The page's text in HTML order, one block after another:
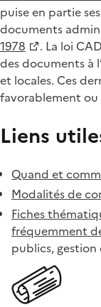
puise en partie
documents
1978
. La loi
des documents à
et locales. Ces
favorablement
Liens
Quand et
Modalités de
Fiches
fréquemment
publics,